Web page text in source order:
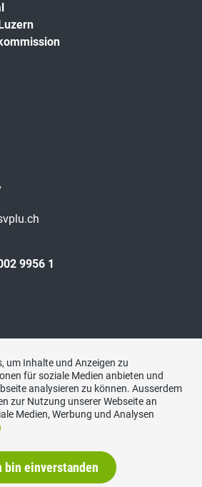
9956 1
um Inhalte und Anzeigen zu
für soziale Medien anbieten und
analysieren zu können. Ausserdem
zur Nutzung unserer Webseite an
Medien, Werbung und Analysen
bin einverstanden